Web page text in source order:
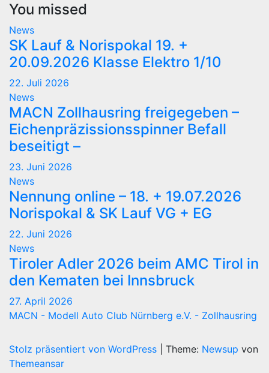
You missed
News
SK Lauf & Norispokal 19. +
20.09.2026 Klasse Elektro 1/10
22. Juli 2026
News
MACN Zollhausring freigegeben –
Eichenpräzissionsspinner Befall
beseitigt –
23. Juni 2026
News
Nennung online – 18. + 19.07.2026
Norispokal & SK Lauf VG + EG
22. Juni 2026
News
Tiroler Adler 2026 beim AMC Tirol in
den Kematen bei Innsbruck
27. April 2026
MACN - Modell Auto Club Nürnberg e.V. - Zollhausring
Stolz präsentiert von WordPress Theme: Newsup von
Themeansar